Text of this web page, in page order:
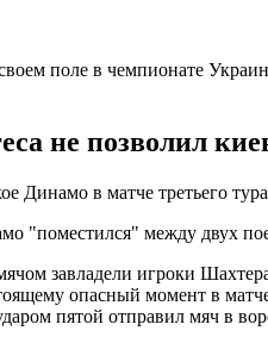
не позволил
Динамо в матче третьего
"поместился" между двух
завладели игроки
опасный момент в
пятой отправил мяч в